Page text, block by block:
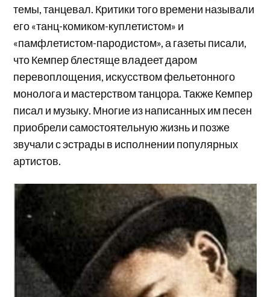
темы, танцевал. Критики того времени называли
его «танц-комиком-куплетистом» и
«памфлетистом-пародистом», а газеты писали,
что Кемпер блестяще владеет даром
перевоплощения, искусством фельетонного
монолога и мастерством танцора. Также Кемпер
писал и музыку. Многие из написанных им песен
приобрели самостоятельную жизнь и позже
звучали с эстрады в исполнении популярных
артистов.